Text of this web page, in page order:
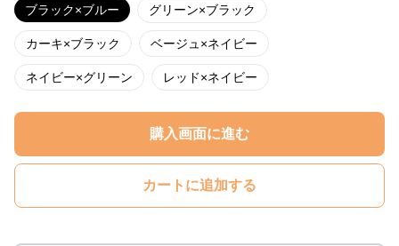
ブラック×ブルー グリーン×ブラック
カーキ×ブラック ベージュ×ネイビー
ネイビー×グリーン レッド×ネイビー
購入画面に進む
カートに追加する